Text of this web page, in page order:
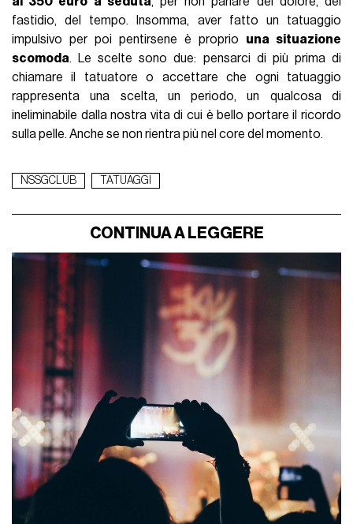
fastidio, del tempo. Insomma, aver fatto un tatuaggio
impulsivo per poi pentirsene è proprio una situazione
scomoda. Le scelte sono due: pensarci di più prima di
chiamare il tatuatore o accettare che ogni tatuaggio
rappresenta una scelta, un periodo, un qualcosa di
ineliminabile dalla nostra vita di cui è bello portare il ricordo
sulla pelle. Anche se non rientra più nel core del momento.
NSSGCLUB TATUAGGI
CONTINUA A LEGGERE